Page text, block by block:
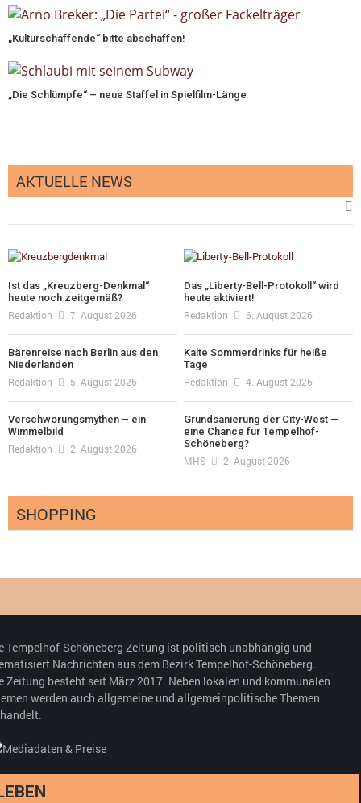
„Kulturschaffende“ bitte abschaffen!
„Die Schlümpfe“ – neue Staffel in Spielfilm-Länge
AKTUELLE NEWS
Ist das „Kreuzberg-Denkmal“
heute noch zeitgemäß?
Redaktion 7. August 2026
Das „Liberty-Bell-Protokoll“ wird
heute aktiviert!
Redaktion 6. August 2026
Bärenreise nach Berlin aus den
Niederlanden
Redaktion 5. August 2026
Kalte Sommerdrinks für heiße
Tage
Redaktion 4. August 2026
Verschwörungsmythen – ein
Wimmelbild
Redaktion 2. August 2026
Grundsanierung der City-West —
eine Chance für Tempelhof-
Schöneberg?
MHS 2. August 2026
SHOPPING
Redaktion 23. Juli 2026
Pepe Jeans London mit Summer Sale und
neuer Kollektion
Redaktion 19. Juli 2026
Woher kommt der Honig? – Neue EU-
Regeln gelten 14. Juni
drei neue Specials zur Fußball-WM
Tempelhof-Schöneberg Zeitung ist politisch unabhängig und
Nachrichten aus dem Bezirk Tempelhof-Schöneberg.
Zeitung besteht seit März 2017. Neben lokalen und kommunalen
werden auch allgemeine und allgemeinpolitische Themen